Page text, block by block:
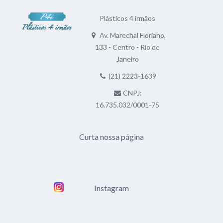
Plásticos 4 irmãos
Av. Marechal Floriano,
133 - Centro - Rio de
Janeiro
(21) 2223-1639
CNPJ:
16.735.032/0001-75
Curta nossa página
Instagram